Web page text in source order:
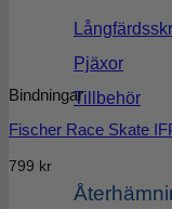
Pjäxor
Tillbehör
Bindningar
Fischer Race Skate
799 kr